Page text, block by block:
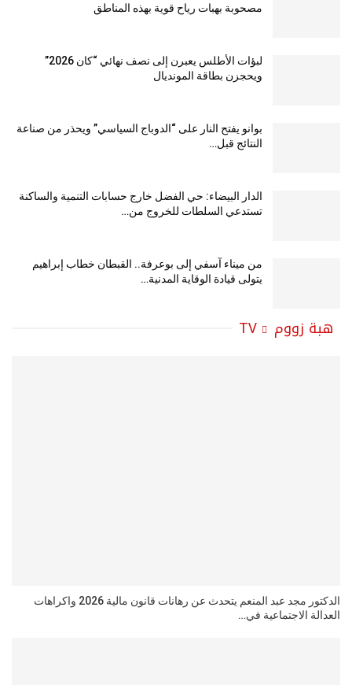
مصحوبة بهبات رياح قوية بهذه المناطق
لبؤات الأطلس يعبرن إلى نصف نهائي “كان 2026”
ويحجزن بطاقة المونديال
بوانو يفتح النار على “الدوباج السياسي” ويحذر من صناعة
النتائج قبل…
الدار البيضاء: حي الفضل خارج حسابات التنمية والساكنة
تستدعي السلطات للخروج من…
من ميناء آسفي إلى بوعرفة.. القبطان خطاب إبراهيم
يتولى قيادة الوقاية المدنية…
هبة زووم TV
الدكتور مجد عبد المنعم يتحدث عن رهانات قانون مالية 2026 واكراهات
العدالة الاجتماعية في…